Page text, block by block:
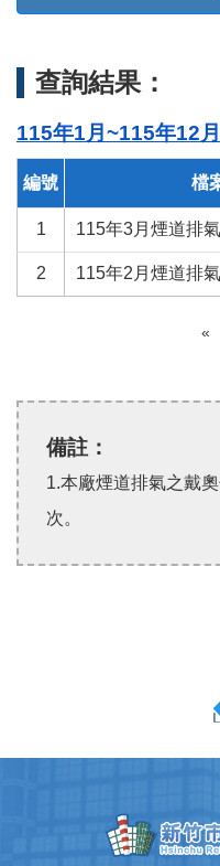
查詢結果：
115年1月~115年12
編號 檔
1 115年3月煙道排
2 115年2月煙道排
«
備註：
1.本廠煙道排氣之戴
次。